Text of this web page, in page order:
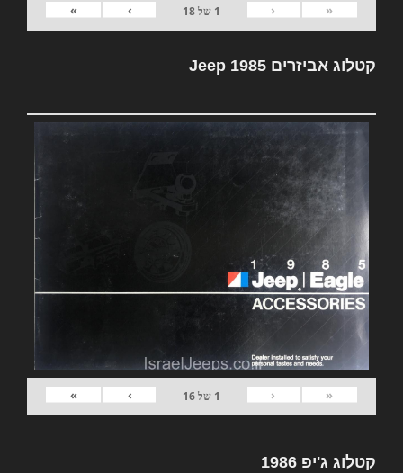
«
‹
1 של18
›
»
קטלוג אביזרים Jeep 1985
«
‹
1 של16
›
»
קטלוג ג'יפ 1986